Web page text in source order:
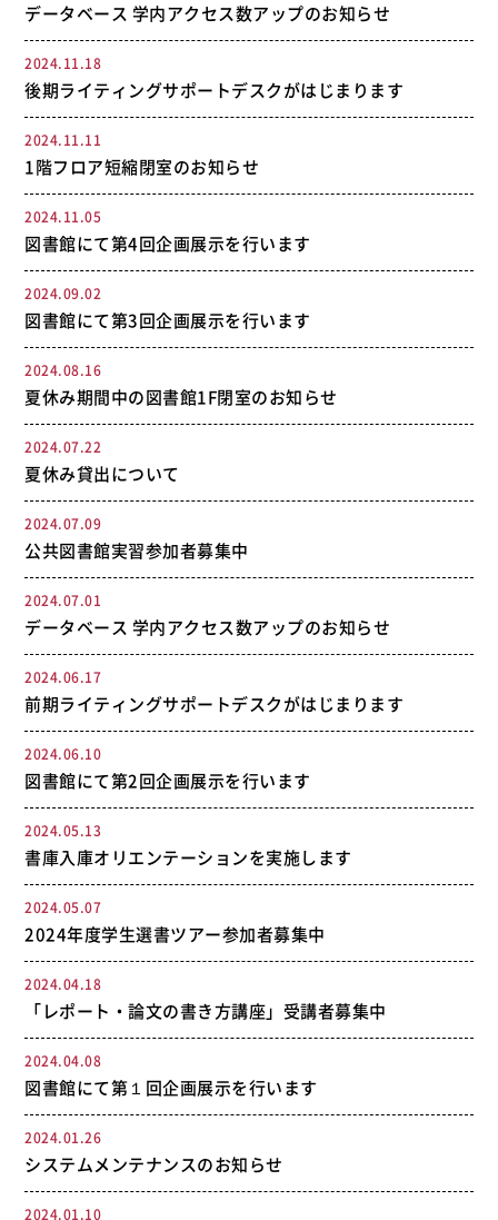
データベース 学内アクセス数アップのお知らせ
2024.11.18
後期ライティングサポートデスクがはじまります
2024.11.11
1階フロア短縮閉室のお知らせ
2024.11.05
図書館にて第4回企画展示を行います
2024.09.02
図書館にて第3回企画展示を行います
2024.08.16
夏休み期間中の図書館1F閉室のお知らせ
2024.07.22
夏休み貸出について
2024.07.09
公共図書館実習参加者募集中
2024.07.01
データベース 学内アクセス数アップのお知らせ
2024.06.17
前期ライティングサポートデスクがはじまります
2024.06.10
図書館にて第2回企画展示を行います
2024.05.13
書庫入庫オリエンテーションを実施します
2024.05.07
2024年度学生選書ツアー参加者募集中
2024.04.18
「レポート・論文の書き方講座」受講者募集中
2024.04.08
図書館にて第１回企画展示を行います
2024.01.26
システムメンテナンスのお知らせ
2024.01.10